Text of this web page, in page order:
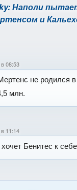
Наполи
и
08:53
не родился
млн.
11:14
Бенитес к